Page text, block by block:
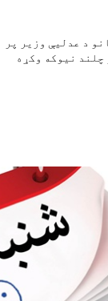
د عدلیې وزیر پر
چلند نیوکه وکړه